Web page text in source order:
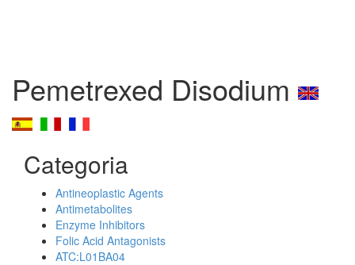
Pemetrexed Disodium
Categoria
Antineoplastic Agents
Antimetabolites
Enzyme Inhibitors
Folic Acid Antagonists
ATC:L01BA04